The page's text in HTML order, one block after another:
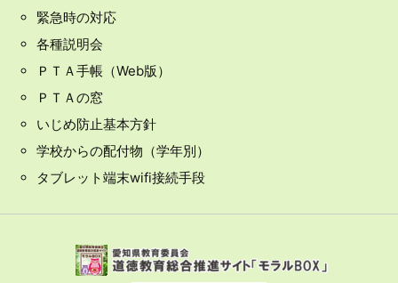
緊急時の対応
各種説明会
ＰＴＡ手帳（Web版）
ＰＴＡの窓
いじめ防止基本方針
学校からの配付物（学年別）
タブレット端末wifi接続手段